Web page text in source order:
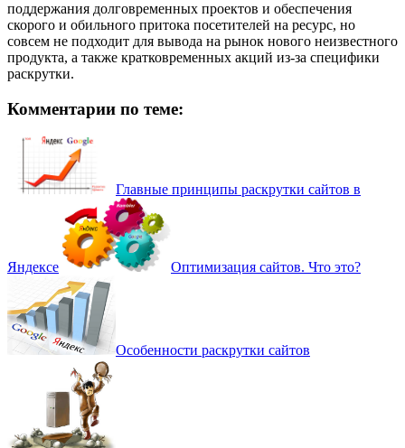
поддержания долговременных проектов и обеспечения
скорого и обильного притока посетителей на ресурс, но
совсем не подходит для вывода на рынок нового неизвестного
продукта, а также кратковременных акций из-за специфики
раскрутки.
Комментарии по теме:
Главные принципы раскрутки сайтов в
Яндексе Оптимизация сайтов. Что это?
Особенности раскрутки сайтов